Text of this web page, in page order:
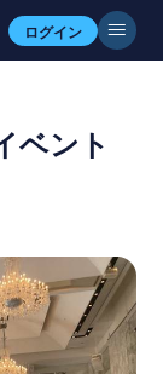
ログイン
ベント